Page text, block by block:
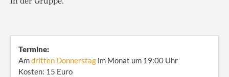
Termine:
Amdritten Donnerstag im Monat um 19:00 Uhr
Kosten: 15 Euro